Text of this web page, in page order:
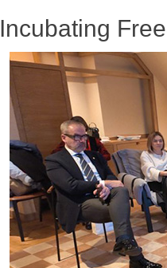
Incubating